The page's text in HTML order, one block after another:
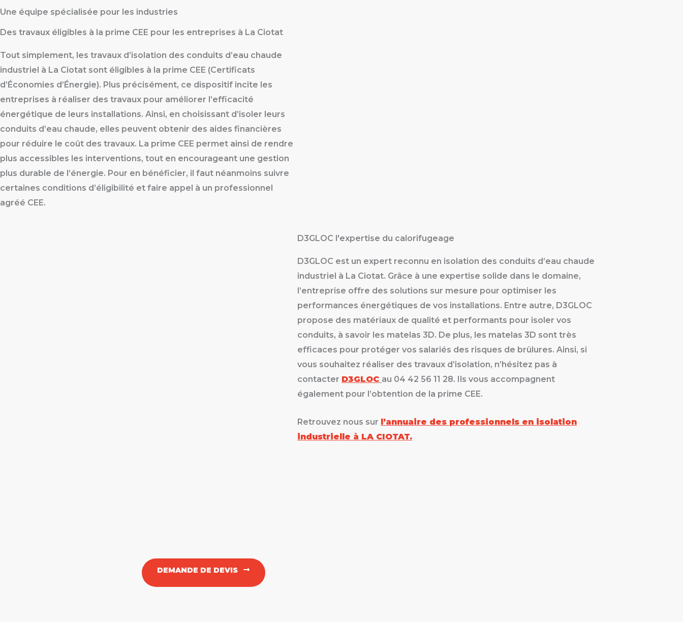
Une équipe spécialisée pour les industries
Des travaux éligibles à la prime CEE pour les entreprises à La Ciotat
Tout simplement, les travaux d’isolation des conduits d’eau chaude
industriel à La Ciotat sont éligibles à la prime CEE (Certificats
d’Économies d’Énergie). Plus précisément, ce dispositif incite les
entreprises à réaliser des travaux pour améliorer l’efficacité
énergétique de leurs installations. Ainsi, en choisissant d’isoler leurs
conduits d’eau chaude, elles peuvent obtenir des aides financières
pour réduire le coût des travaux. La prime CEE permet ainsi de rendre
plus accessibles les interventions, tout en encourageant une gestion
plus durable de l’énergie. Pour en bénéficier, il faut néanmoins suivre
certaines conditions d’éligibilité et faire appel à un professionnel
agréé CEE.
D3GLOC l'expertise du calorifugeage
D3GLOC est un expert reconnu en isolation des conduits d’eau chaude
industriel à La Ciotat. Grâce à une expertise solide dans le domaine,
l’entreprise offre des solutions sur mesure pour optimiser les
performances énergétiques de vos installations. Entre autre, D3GLOC
propose des matériaux de qualité et performants pour isoler vos
conduits, à savoir les matelas 3D. De plus, les matelas 3D sont très
efficaces pour protéger vos salariés des risques de brûlures. Ainsi, si
vous souhaitez réaliser des travaux d’isolation, n’hésitez pas à
contacter D3GLOC au 04 42 56 11 28. Ils vous accompagnent
également pour l’obtention de la prime CEE.
Retrouvez nous sur l’annuaire des professionnels en isolation
industrielle à LA CIOTAT.
DEMANDE DE DEVIS